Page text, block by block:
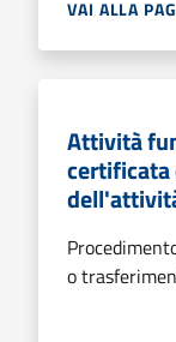
VAI ALLA
Attività
o